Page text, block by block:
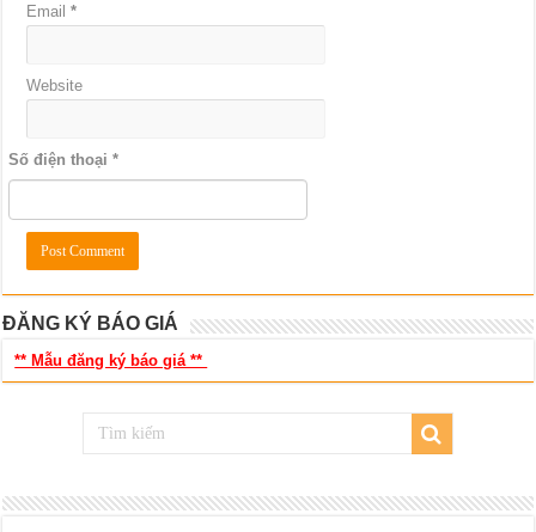
Email*
Website
Số điện thoại*
ĐĂNG KÝ BÁO GIÁ
** Mẫu đăng ký báo giá **